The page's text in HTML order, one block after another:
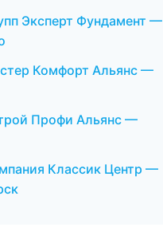
Эксперт Фундамент —
Комфорт Альянс —
Профи Альянс —
Классик Центр —